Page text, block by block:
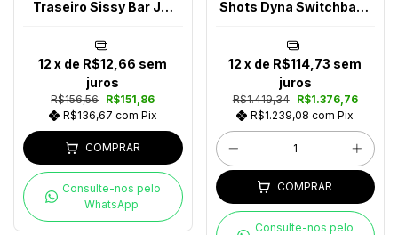
Traseiro Sissy Bar JM
R$156,56 R$151,86
R$136,67 com Pix
12 x de R$12,66 sem
juros
COMPRAR
Consulte-nos pelo
WhatsApp
Shots Dyna Switchback
R$1.419,34
R$1.376,76
R$1.239,08com Pix
12 x de R$114,73 sem
juros
COMPRAR
Consulte-nos pelo